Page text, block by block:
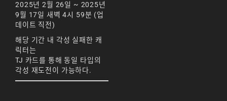
2025년 2월 26일 ~ 2025년
9월 17일 새벽 4시 59분 (업
데이트 직전)
해당 기간 내 각성 실패한 캐
릭터는
TJ 카드를 통해 동일 타입의
각성 재도전이 가능하다.